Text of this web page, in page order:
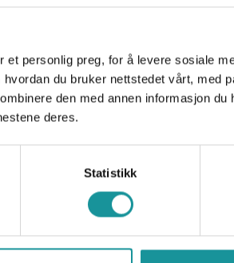
personlig preg, for å levere sosiale
du bruker nettstedet vårt, med
den med annen informasjon du
deres.
Statistikk
for de med
hele landet.
event/
Del